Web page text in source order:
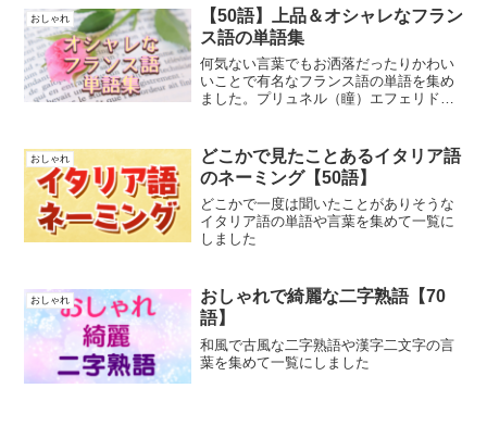
おしゃれ
【50語】上品＆オシャレなフラン
ス語の単語集
何気ない言葉でもお洒落だったりかわい
いことで有名なフランス語の単語を集め
ました。プリュネル（瞳）エフェリド
プスキュリテ（闇）
おしゃれ
どこかで見たことあるイタリア語
のネーミング【50語】
どこかで一度は聞いたことがありそうな
イタリア語の単語や言葉を集めて一覧に
しました
おしゃれ
おしゃれで綺麗な二字熟語【70
語】
和風で古風な二字熟語や漢字二文字の言
葉を集めて一覧にしました